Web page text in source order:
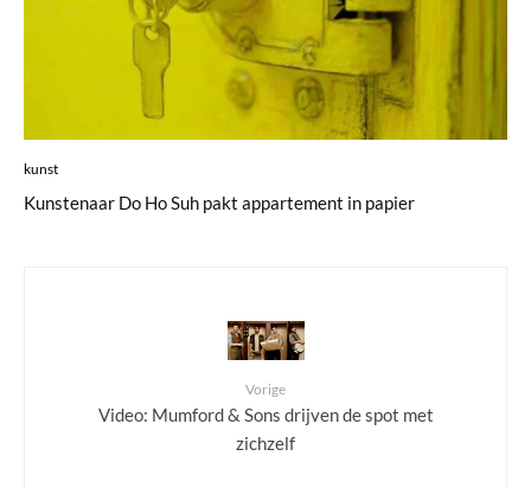
kunst
Kunstenaar Do Ho Suh pakt appartement in papier
Vorige
Video: Mumford & Sons drijven de spot met
zichzelf